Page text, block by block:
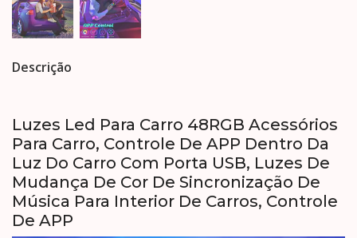
Descrição
Luzes Led Para Carro 48RGB Acessórios
Para Carro, Controle De APP Dentro Da
Luz Do Carro Com Porta USB, Luzes De
Mudança De Cor De Sincronização De
Música Para Interior De Carros, Controle
De APP